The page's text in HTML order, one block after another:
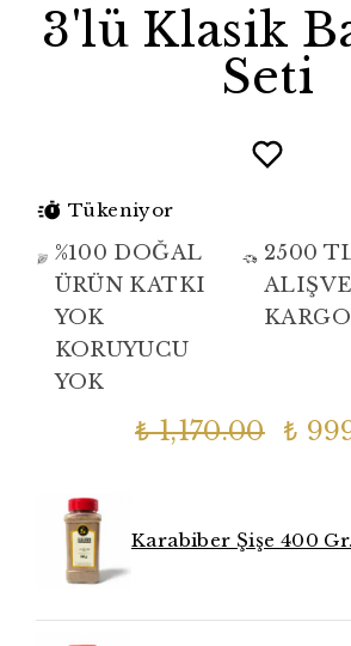
3'lü Klasik
Seti
Tükeniyor
%100 DOĞAL
ÜRÜN KATKI
YOK
KORUYUCU
YOK
2500
₺ 1,170.00 ₺
Karabiber Şişe 400 Gr.